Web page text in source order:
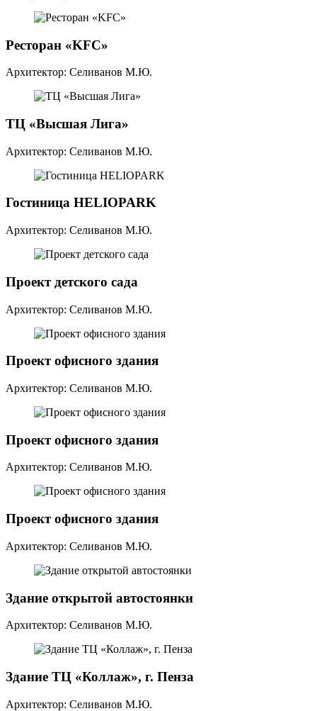
Ресторан «KFC»
Архитектор: Селиванов М.Ю.
ТЦ «Высшая Лига»
Архитектор: Селиванов М.Ю.
Гостиница HELIOPARK
Архитектор: Селиванов М.Ю.
Проект детского сада
Архитектор: Селиванов М.Ю.
Проект офисного здания
Архитектор: Селиванов М.Ю.
Проект офисного здания
Архитектор: Селиванов М.Ю.
Проект офисного здания
Архитектор: Селиванов М.Ю.
Здание открытой автостоянки
Архитектор: Селиванов М.Ю.
Здание ТЦ «Коллаж», г. Пенза
Архитектор: Селиванов М.Ю.